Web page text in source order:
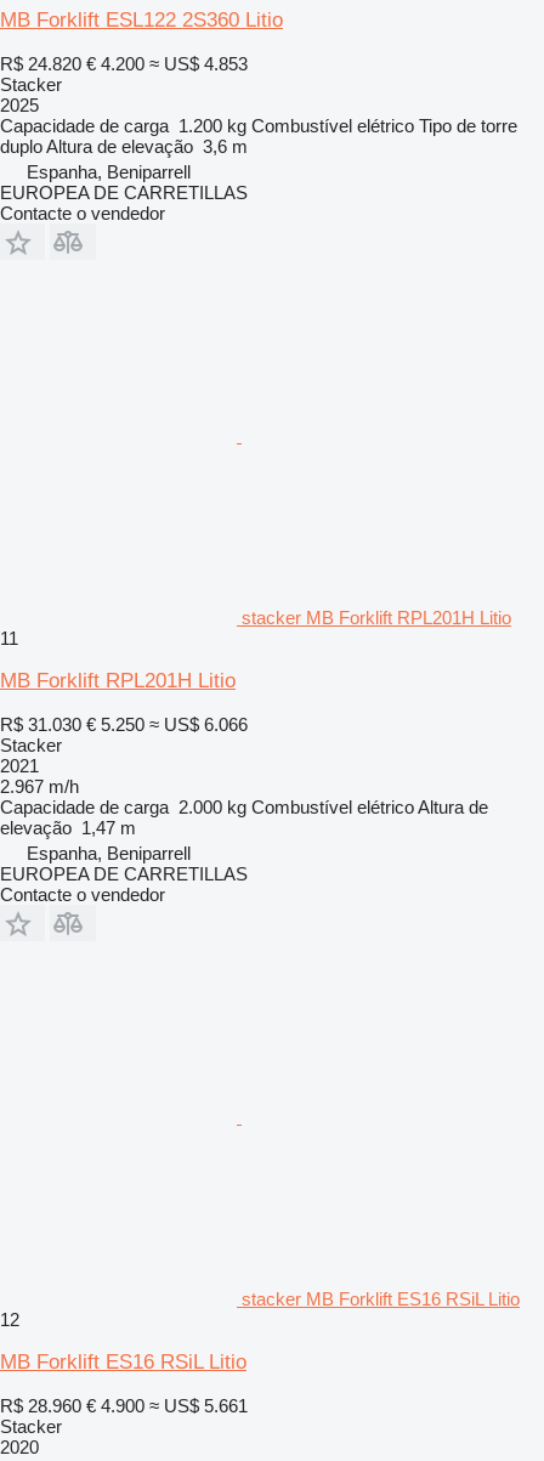
MB Forklift ESL122 2S360 Litio
R$ 24.820 € 4.200 ≈ US$ 4.853
Stacker
2025
Capacidade de carga 1.200 kg Combustível elétrico Tipo de torre
duploAltura de elevação 3,6 m
Espanha, Beniparrell
EUROPEA DE CARRETILLAS
Contacte o vendedor
stacker MB Forklift RPL201H Litio
11
MB Forklift RPL201H Litio
R$ 31.030 € 5.250 ≈ US$ 6.066
Stacker
2021
2.967 m/h
Capacidade de carga 2.000 kg Combustível elétricoAltura de
elevação 1,47 m
Espanha, Beniparrell
EUROPEA DE CARRETILLAS
Contacte o vendedor
stacker MB Forklift ES16 RSiL Litio
12
MB Forklift ES16 RSiL Litio
R$ 28.960 € 4.900 ≈ US$ 5.661
Stacker
2020